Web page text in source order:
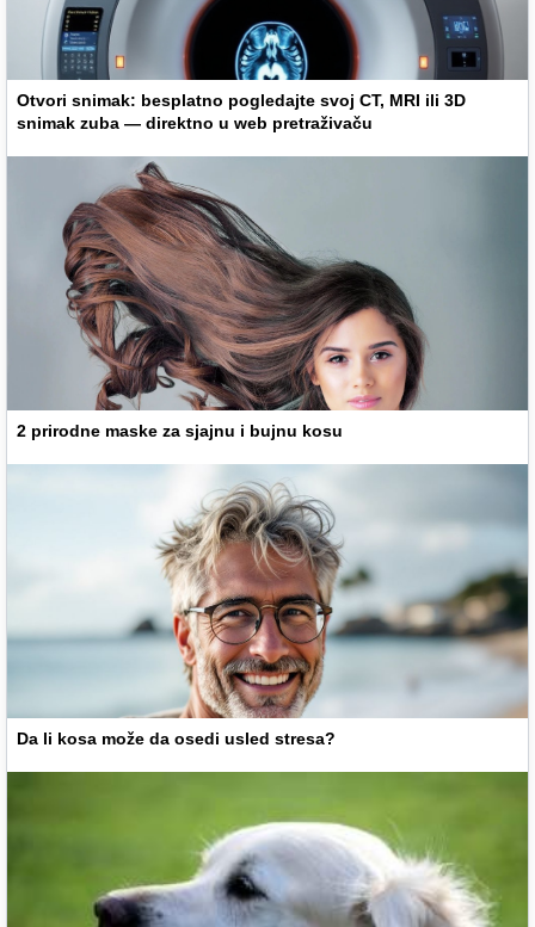
Otvori snimak: besplatno pogledajte svoj CT, MRI ili 3D
snimak zuba — direktno u web pretraživaču
2 prirodne maske za sjajnu i bujnu kosu
Da li kosa može da osedi usled stresa?